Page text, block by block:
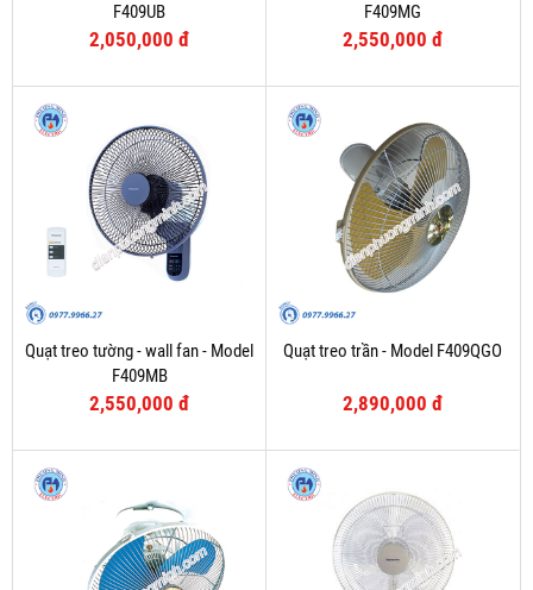
F409UB
2,050,000 đ
F409MG
2,550,000 đ
Quạt treo tường - wall fan - Model
F409MB
2,550,000 đ
Quạt treo trần - Model F409QGO
2,890,000 đ